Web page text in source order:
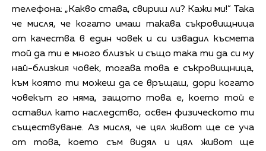
телефона: „Какво става, свириш ли? Кажи ми!” Така
че мисля, че когато имаш такава съкровищница
от качества в един човек и си извадил късмета
той да ти е много близък и също така ти да си му
най-близкия човек, тогава това е съкровищница,
към която ти можеш да се връщаш, дори когато
човекът го няма, защото това е, което той е
оставил като наследство, освен физическото ти
съществуване. Аз мисля, че цял живот ще се уча
от това, което съм видял и цял живот ще